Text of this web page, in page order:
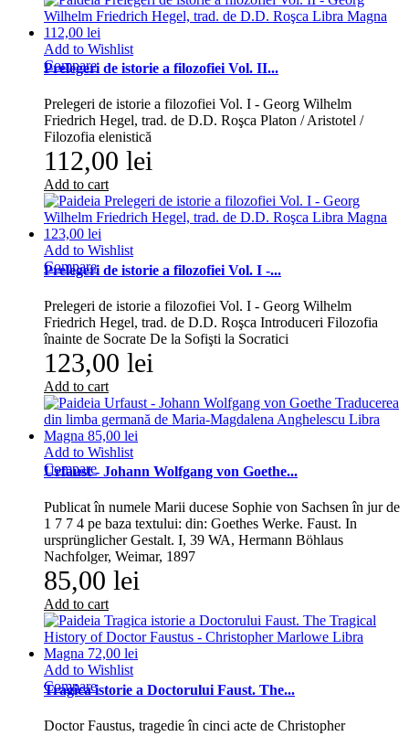
Add to Wishlist
Compare
Prelegeri de istorie a filozofiei Vol. II...
Prelegeri de istorie a filozofiei Vol. I - Georg Wilhelm
Friedrich Hegel, trad. de D.D. Roşca Platon / Aristotel /
Filozofia elenistică
112,00 lei
Add to cart
Add to Wishlist
Compare
Prelegeri de istorie a filozofiei Vol. I -...
Prelegeri de istorie a filozofiei Vol. I - Georg Wilhelm
Friedrich Hegel, trad. de D.D. Roşca Introduceri Filozofia
înainte de Socrate De la Sofişti la Socratici
123,00 lei
Add to cart
Add to Wishlist
Compare
Urfaust - Johann Wolfgang von Goethe...
Publicat în numele Marii ducese Sophie von Sachsen în jur de
1 7 7 4 pe baza textului: din: Goethes Werke. Faust. In
ursprünglicher Gestalt. I, 39 WA, Hermann Böhlaus
Nachfolger, Weimar, 1897
85,00 lei
Add to cart
Add to Wishlist
Compare
Tragica istorie a Doctorului Faust. The...
Doctor Faustus, tragedie în cinci acte de Christopher